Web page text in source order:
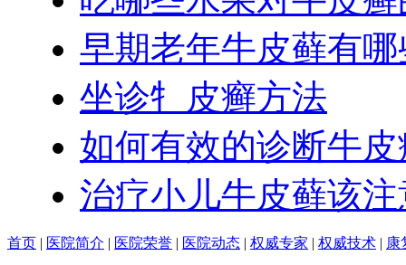
早期老年牛皮藓有
坐诊牜皮癣方法
如何有效的诊断牛皮
治疗小儿牛皮藓该
首页 | 医院简介 | 医院荣誉 | 医院动态 | 权威专家 | 权威技术 | 康